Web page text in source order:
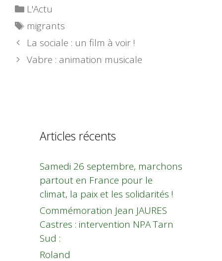
Catégories
L'Actu
Étiquettes
migrants
La sociale : un film à voir !
Vabre : animation musicale
Articles récents
Samedi 26 septembre, marchons
partout en France pour le
climat, la paix et les solidarités !
Commémoration Jean JAURES
Castres : intervention NPA Tarn
Sud :
Roland